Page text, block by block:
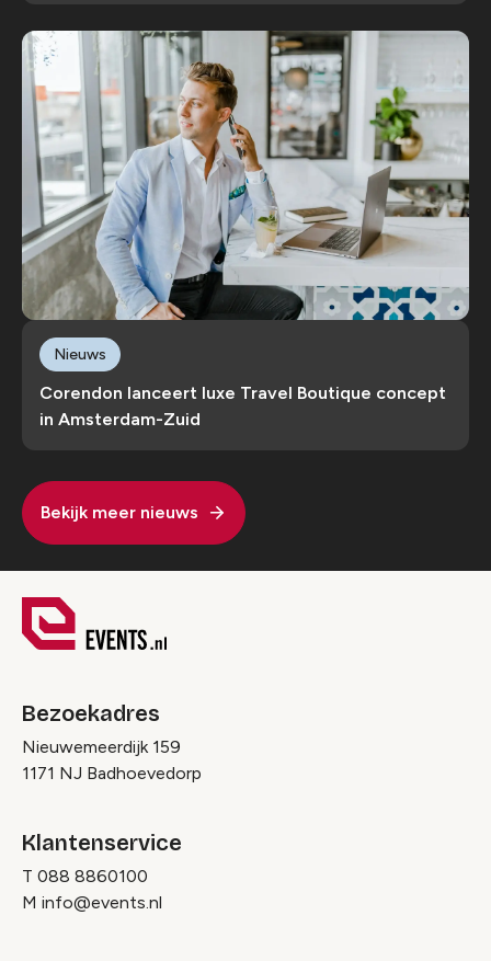
Corendon lanceert luxe Travel Boutique concept
in Amsterdam-Zuid
Nieuws
Bekijk meer nieuws
Bezoekadres
Nieuwemeerdijk 159
1171 NJ Badhoevedorp
Klantenservice
T 088 8860100
M info@events.nl